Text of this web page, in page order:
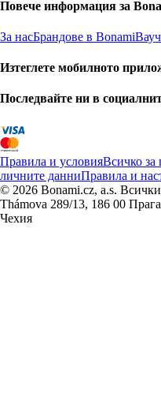
Повече информация за
За насБрандове в Bonami
Изтеглете мобилното
Последвайте ни в
Правила и условияВсичко за
личните данниПравила и
© 2026 Bonami.cz, a.s. Всички
Thámova 289/13, 186 00 Прага
Чехия